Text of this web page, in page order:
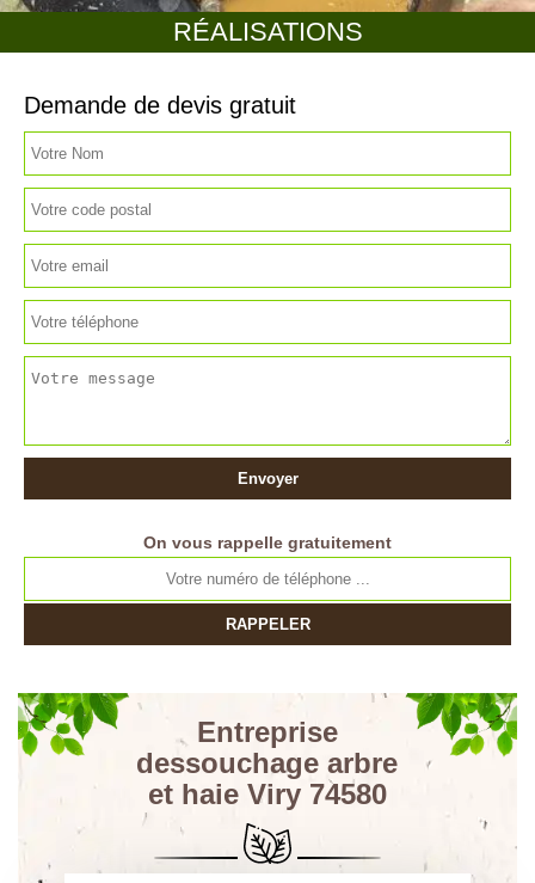
RÉALISATIONS
Demande de devis gratuit
On vous rappelle gratuitement
Entreprise
dessouchage arbre
et haie Viry 74580